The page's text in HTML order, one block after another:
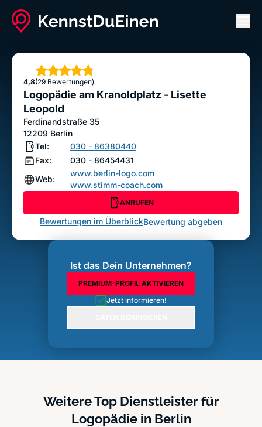
Logopädie am Kranoldplatz - Lisette Leopold
Bewertung abgeben
4,8
Sterne
(29 Bewertungen)
Logopädie am Kranoldplatz - Lisette
Leopold
Ferdinandstraße 35
12209 Berlin
Tel:
030 - 86380440
Fax:
030 - 86454431
Web:
www.berlin-logo.com
www.stimm-coach.com
ANRUFEN
Bewertungen im ÜberblickBewertung abgeben
Ist das Dein Unternehmen?
PREMIUM-PROFIL AKTIVIEREN
Jetzt informieren!
Weitere Top Dienstleister für
Logopädie in Berlin